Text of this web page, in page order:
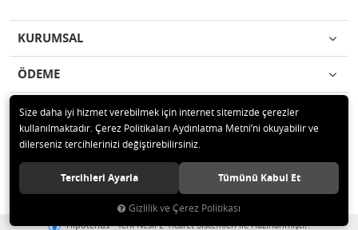
KURUMSAL
ÖDEME
İLETİŞİM
© 2020 MAG OTOMOTİV Tüm hakları saklıdır.
Hipotenüs Yeni Nesil E-Ticaret Sistemleri ile Hazırlanmıştır.
Size daha iyi hizmet verebilmek için internet sitemizde çerezler
kullanılmaktadır. Çerez Politikaları Aydınlatma Metni’ni okuyabilir ve
dilerseniz tercihlerinizi değiştirebilirsiniz.
Tercihleri Ayarla Tümünü Kabul Et
Gizlilik ve Çerez Politikası